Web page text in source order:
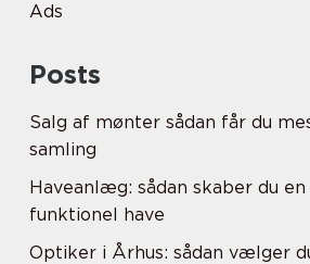
Ads
Posts
Salg af mønter sådan får du
samling
Haveanlæg: sådan skaber du en
funktionel have
Optiker i Århus: sådan vælger